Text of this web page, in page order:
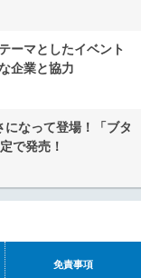
ーマとしたイベント
企業と協力
なって登場！「ブタ
で発売！
免責事項